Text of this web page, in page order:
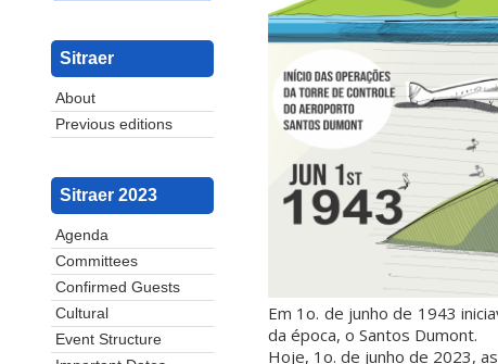
Sitraer
About
Previous editions
Sitraer 2023
Agenda
Committees
Confirmed Guests
Cultural
Event Structure
Em 1o. de junho de 1943
da época, o Santos Dumont.
Hoje, 1o. de junho de 2023,